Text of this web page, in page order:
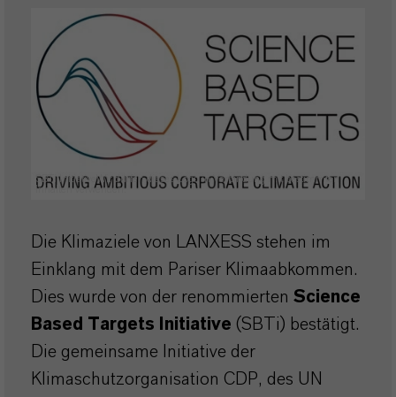
SBTi InitiativeWir dürfen dieses Logo in Verbindung mit bestimmten
Inhalten verwenden.
Die Klimaziele von LANXESS stehen im
Einklang mit dem Pariser Klimaabkommen.
Dies wurde von der renommierten Science
Based Targets Initiative (SBTi) bestätigt.
Die gemeinsame Initiative der
Klimaschutzorganisation CDP, des UN